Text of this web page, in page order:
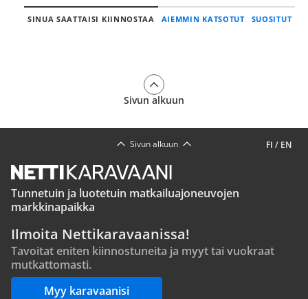
SINUA SAATTAISI KIINNOSTAA AIEMMIN KATSOTUT SUOSITUT
Sivun alkuun
FI / EN
Sivun alkuun
Tunnetuin ja luotetuin matkailuajoneuvojen
markkinapaikka
Ilmoita Nettikaravaanissa!
Tavoitat eniten kiinnostuneita ja myyt tai vuokraat
mutkattomasti.
Myy karavaanisi